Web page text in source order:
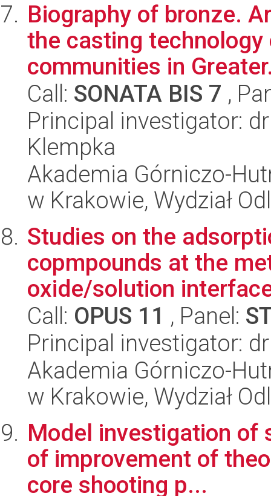
Biography of bronze.
the casting
communities in
Call: SONATA BIS 7 ,
Principal investigator:
Klempka
Akademia Górniczo-
w Krakowie, Wydział
Studies on the
copmpounds at the
oxide/solution
Call: OPUS 11 , Panel:
Principal investigator:
Akademia Górniczo-
w Krakowie, Wydział
Model investigation of
of improvement of
core shooting p...